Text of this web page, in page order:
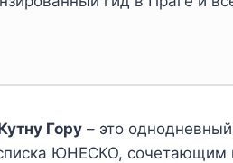
Гору – это
ЮНЕСКО, сочетающим